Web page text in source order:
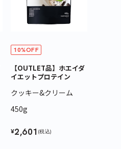
10%OFF
【OUTLET品】ホエイダ
イエットプロテイン
クッキー&クリーム
450g
¥2,601 (税込)